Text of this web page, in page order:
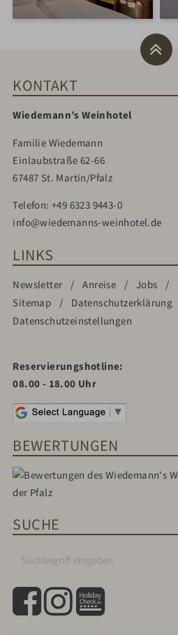
KONTAKT
Wiedemann’s Weinhotel
Familie Wiedemann
Einlaubstraße 62-66
67487 St. Martin/Pfalz
Telefon: +49 6323 9443-0
info@wiedemanns-weinhotel.de
LINKS
Newsletter Anreise Jobs
Sitemap
Datenschutzerklärung
Datenschutzeinstellungen
Reservierungshotline:
08.00 - 18.00 Uhr
BEWERTUNGEN
SUCHE
facebookinstagram